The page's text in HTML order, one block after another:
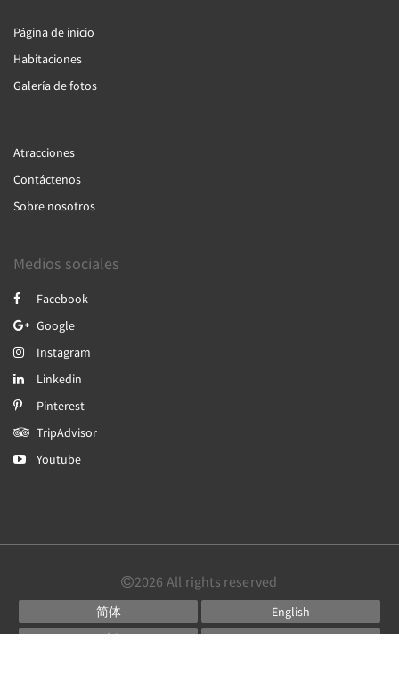
Página de inicio
Habitaciones
Galería de fotos
Atracciones
Contáctenos
Sobre nosotros
Medios sociales
Facebook
Google
Instagram
Linkedin
Pinterest
TripAdvisor
Youtube
2026 All rights reserved
简体
English
日本語
Português